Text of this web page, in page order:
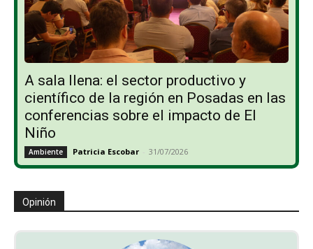
A sala llena: el sector productivo y
científico de la región en Posadas en las
conferencias sobre el impacto de El
Niño
Ambiente Patricia Escobar - 31/07/2026
Opinión